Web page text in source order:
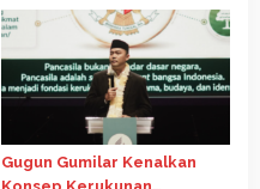
Gugun Gumilar Kenalkan